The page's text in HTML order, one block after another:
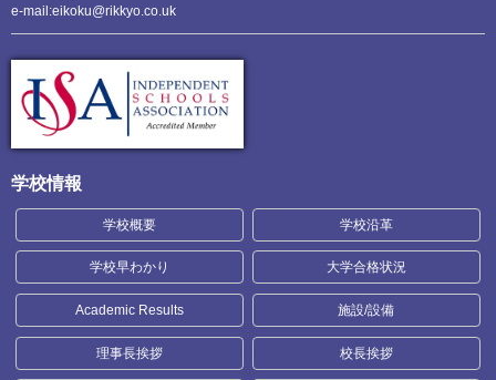
e-mail:eikoku@rikkyo.co.uk
学校情報
学校概要 学校沿革
学校早わかり 大学合格状況
Academic Results 施設/設備
理事長挨拶 校長挨拶